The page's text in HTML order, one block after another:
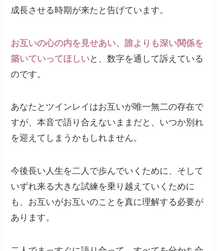
成長させる時期が来たと告げています。
お互いの心の内を見せあい、誰よりも深い関係を
築いていってほしいと、数字を通して訴えている
のです。
あなたとツインレイはお互いが唯一無二の存在で
すが、本音で語り合えないままだと、いつか別れ
を迎えてしまうかもしれません。
今後長い人生を二人で歩んでいくために、そして
いずれ来る大きな試練を乗り越えていくために
も、お互いがお互いのことを真に理解する必要が
あります。